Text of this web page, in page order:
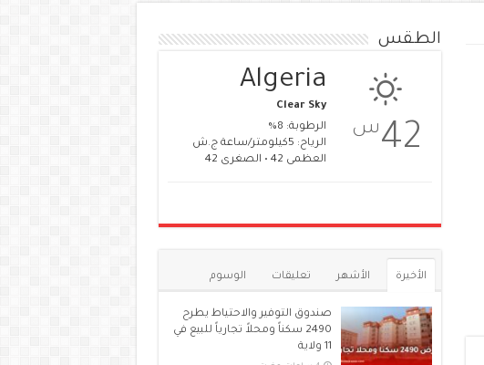
الطقس
42س
Algeria
Clear Sky
الرطوبة: 8%
الرياح: 5كيلومتر/ساعة ج.ش
العظمى 42 • الصغرى 42
الأخيرة الأشهر تعليقات الوسوم
صندوق التوفير والاحتياط يطرح
2490 سكناً ومحلاً تجارياً للبيع في
11 ولاية